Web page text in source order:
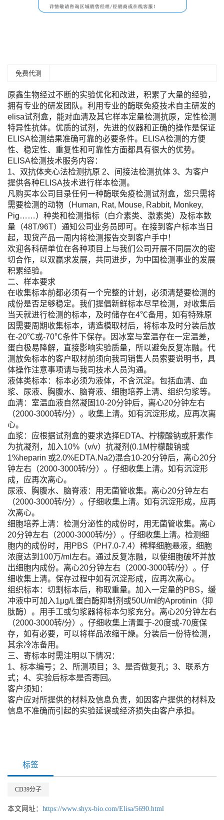
免费代测
原鑫生物经过不断的实验优化和改进，积累了大量的经验，
拥有专业的研发团队。利用专业的酶联免疫技术自主研发的
elisa试剂盒，能对血清及其它样本定量检测抗原，定性检测
特异性抗体。优质的试剂，先进的仪器和正确的操作是保证
ELISA检测结果准确可靠的必要条件。ELISA检测的方便
性、稳定性、重复性和可靠性方面都具有很大的优势。
ELISA检测技术服务内容：
1、双抗体夹心法检测抗原 2、间接法检测抗体 3、为客户
提供各种ELISA技术进行样本检测。
凡购买本公司目录任何一种酶联免疫检测试剂盒，您只需将
需要检测的动物（Human, Rat, Mouse, Rabbit, Monkey,
Pig……）种类和检测指标（白介素类、激素类）及标本数
量（48T/96T）通知公司业务员即可。在接到客户标本当日
起，现货产品一周内将检测报告交到客户手中！
欢迎各科研单位在各种项目上与我们公司开展不同层次的密
切合作，以双赢求发展，共同进步，为中国检测事业的发展
积累经验。
二、样本要求
在收集标本前都必须有一个完整的计划，必须清楚要检测的
成份是否足够稳定。我们提倡新鲜标本尽早检测，对收集后
当天就进行检测的标本，及时储存在4℃备用，如有特殊原
因需要周期收集标本，请造模取材后，将标本及时分装后放
在-20℃或-70℃条件下保存。因冰室与室温存在一定温差，
蛋白极易降解，直接影响实验质量，所以避免反复冻融。代
测放免标本的客户取材前须向我司销售人员索要说明书，具
体操作注意事项请与我司技术人员沟通。
液体类标本：标本必须为液体，不含沉淀。包括血清、血
浆、尿液、胸腹水、脑脊液、细胞培养上清、组织匀浆等。
血清：室温血液自然凝固10-20分钟后，离心20分钟左右
（2000-3000转/分）。收集上清。如有沉淀形成，应再次离
心。
血浆：应根据试剂盒的要求选择EDTA、柠檬酸钠或肝素作
为抗凝剂，加入10%（v/v）抗凝剂(0.1M柠檬酸钠或
1%heparin 或2.0%EDTA.Na2)混合10-20分钟后，离心20分
钟左右（2000-3000转/分）。仔细收集上清。如有沉淀形
成，应再次离心。
尿液、胸腹水、脑脊液：用无菌管收集。离心20分钟左右
（2000-3000转/分）。仔细收集上清。如有沉淀形成，应再
次离心。
细胞培养上清：检测分泌性的成份时，用无菌管收集。离心
20分钟左右（2000-3000转/分）。仔细收集上清。检测细
胞内的成份时，用PBS（PH7.0-7.4）稀释细胞悬液，细胞
浓度达到100万/ml左右。通过反复冻融，以使细胞破坏并放
出细胞内成份。离心20分钟左右（2000-3000转/分）。仔
细收集上清。保存过程中如有沉淀形成，应再次离心。
组织标本：切割标本后，称取重量。加入一定量的PBS，缓
冲液中可加入1μg/L蛋白酶抑制剂或50U/ml的Aprotinin（抑
肽酶）。用手工或匀浆器将标本匀浆充分。离心20分钟左右
（2000-3000转/分）。仔细收集上清置于-20度或-70度保
存，如有必要，可以将样品浓缩干燥。分装后一份待检测，
其余冷冻备用。
三、寄标本时需注明以下情况：
1、标本编号；2、所测项目；3、是否做复孔；3、联系方
式；4、实验后标本是否寄回。
客户须知：
客户应对所提供的材料及信息负责，如因客户提供的材料及
信息不准确而引起的实验延误或经济损失由客户承担。
标签
CD39分子
本文网址： https://www.shyx-bio.com/Elisa/5690.html